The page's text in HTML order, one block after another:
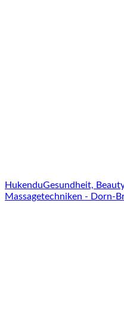
HukenduGesundheit,
Massagetechniken - Dorn-